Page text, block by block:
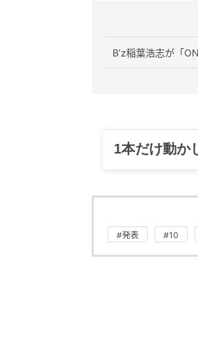
B’z稲葉浩志が「
1本だけ動か
#発表 #10